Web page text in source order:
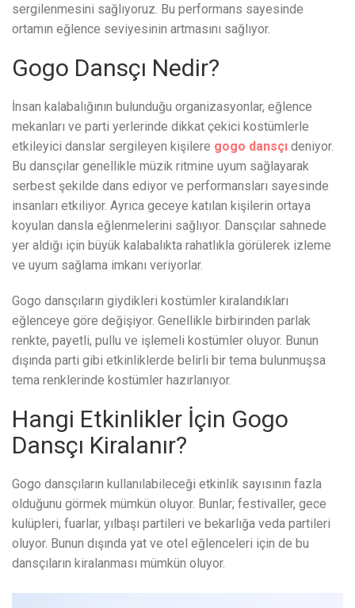
sergilenmesini sağlıyoruz. Bu performans sayesinde
ortamın eğlence seviyesinin artmasını sağlıyor.
Gogo Dansçı Nedir?
İnsan kalabalığının bulunduğu organizasyonlar, eğlence
mekanları ve parti yerlerinde dikkat çekici kostümlerle
etkileyici danslar sergileyen kişilere gogo dansçı deniyor.
Bu dansçılar genellikle müzik ritmine uyum sağlayarak
serbest şekilde dans ediyor ve performansları sayesinde
insanları etkiliyor. Ayrıca geceye katılan kişilerin ortaya
koyulan dansla eğlenmelerini sağlıyor. Dansçılar sahnede
yer aldığı için büyük kalabalıkta rahatlıkla görülerek izleme
ve uyum sağlama imkanı veriyorlar.
Gogo dansçıların giydikleri kostümler kiralandıkları
eğlenceye göre değişiyor. Genellikle birbirinden parlak
renkte, payetli, pullu ve işlemeli kostümler oluyor. Bunun
dışında parti gibi etkinliklerde belirli bir tema bulunmuşsa
tema renklerinde kostümler hazırlanıyor.
Hangi Etkinlikler İçin Gogo
Dansçı Kiralanır?
Gogo dansçıların kullanılabileceği etkinlik sayısının fazla
olduğunu görmek mümkün oluyor. Bunlar; festivaller, gece
kulüpleri, fuarlar, yılbaşı partileri ve bekarlığa veda partileri
oluyor. Bunun dışında yat ve otel eğlenceleri için de bu
dansçıların kiralanması mümkün oluyor.